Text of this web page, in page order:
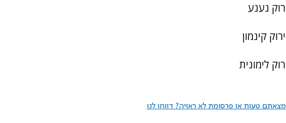
מצאתם טעות או פרסומת לא ראויה? דווחו לנו